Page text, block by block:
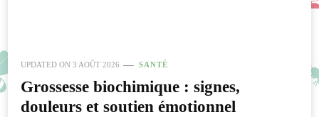
UPDATED ON 3 AOÛT 2026 SANTÉ
Grossesse biochimique : signes,
douleurs et soutien émotionnel